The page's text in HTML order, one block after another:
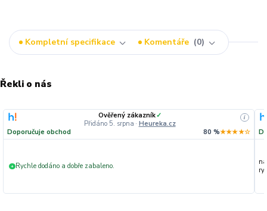
Kompletní specifikace Komentáře 0
Řekli o nás
Ověřený zákazník✓
Přidáno 5. srpna · Heureka.cz
i
Doporučuje obchod 80 %★★★★☆
+ Rychle dodáno a dobře zabaleno.